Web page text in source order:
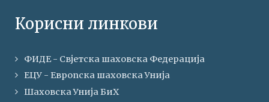
Корисни линкови
ФИДЕ - Свјетска шаховска Федерација
ЕЦУ - Европска шаховска Унија
Шаховска Унија БиХ